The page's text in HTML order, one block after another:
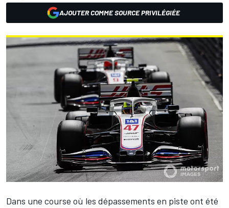
AJOUTER COMME SOURCE PRIVILÉGIÉE
Dans une course où les dépassements en piste ont été